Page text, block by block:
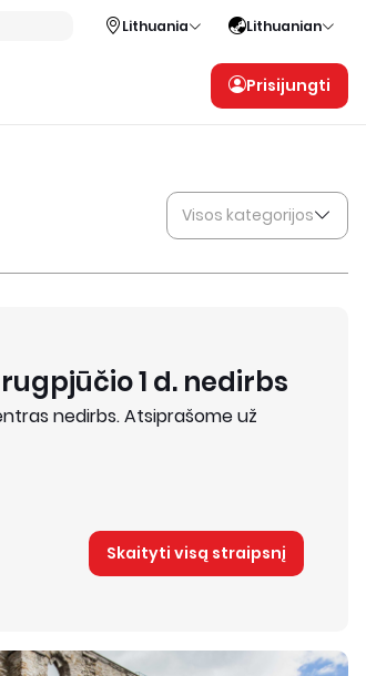
Lithuania Lithuanian
Prisijungti
Visos kategorijos
1 d. nedirbs
nedirbs. Atsiprašome už
Skaityti visą straipsnį